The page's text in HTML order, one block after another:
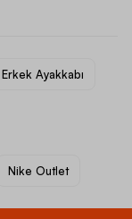
Ayakkabı
Nike Outlet